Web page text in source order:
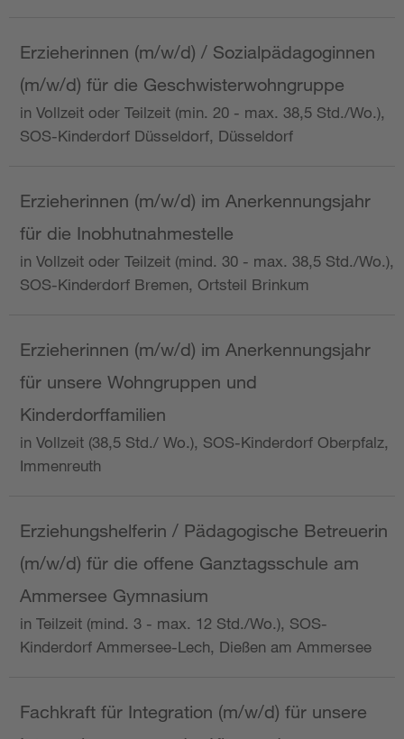
Erzieherinnen (m/w/d) / Sozialpädagoginnen
(m/w/d) für die Geschwisterwohngruppe
in Vollzeit oder Teilzeit (min. 20 - max. 38,5 Std./Wo.),
SOS-Kinderdorf Düsseldorf, Düsseldorf
Erzieherinnen (m/w/d) im Anerkennungsjahr
für die Inobhutnahmestelle
in Vollzeit oder Teilzeit (mind. 30 - max. 38,5 Std./Wo.),
SOS-Kinderdorf Bremen, Ortsteil Brinkum
Erzieherinnen (m/w/d) im Anerkennungsjahr
für unsere Wohngruppen und
Kinderdorffamilien
in Vollzeit (38,5 Std./ Wo.), SOS-Kinderdorf Oberpfalz,
Immenreuth
Erziehungshelferin / Pädagogische Betreuerin
(m/w/d) für die offene Ganztagsschule am
Ammersee Gymnasium
in Teilzeit (mind. 3 - max. 12 Std./Wo.), SOS-
Kinderdorf Ammersee-Lech, Dießen am Ammersee
Fachkraft für Integration (m/w/d) für unsere